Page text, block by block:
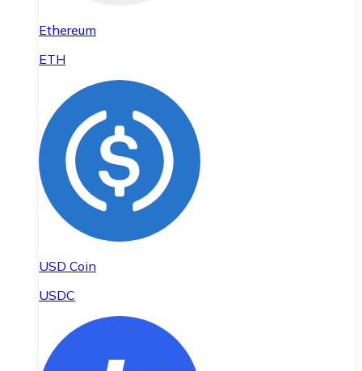
Ethereum
ETH
USD Coin
USDC